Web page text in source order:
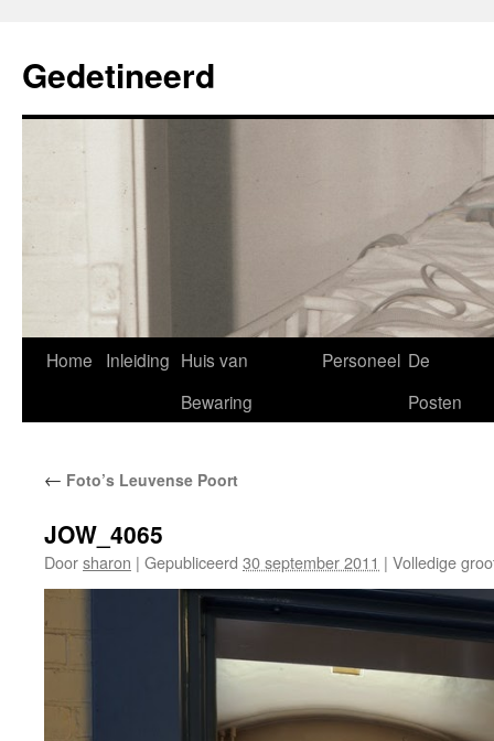
Gedetineerd
Spring
Home Inleiding Huis van
Bewaring
Personeel De
Posten
← Foto’s Leuvense Poort
JOW_4065
Doorsharon | Gepubliceerd 30 september 2011 | Volledige